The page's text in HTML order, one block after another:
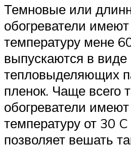
Темновые или
обогреватели
температуру мене
выпускаются в виде
тепловыделяющих
пленок. Чаще всего
обогреватели
температуру от 30
позволяет вешать